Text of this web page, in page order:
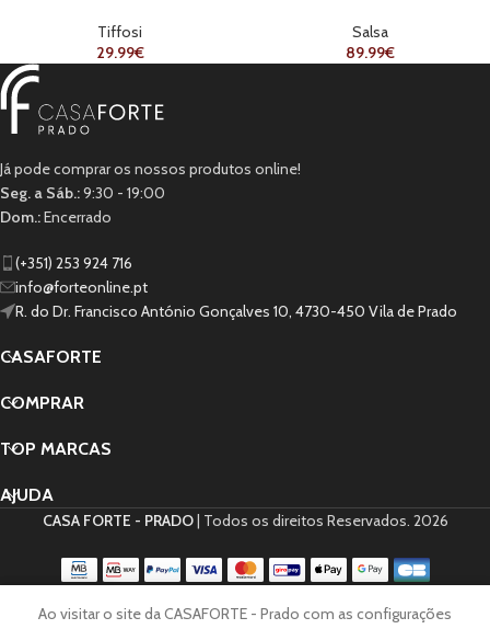
Tiffosi
29.99€
Salsa
89.99€
Já pode comprar os nossos produtos online!
Seg. a Sáb.:9:30 - 19:00
Dom.:Encerrado
(+351) 253 924 716
info@forteonline.pt
R. do Dr. Francisco António Gonçalves 10, 4730-450 Vila de Prado
CASAFORTE
COMPRAR
TOP MARCAS
AJUDA
CASA FORTE - PRADO| Todos os direitos Reservados. 2026
Ao visitar o site da CASAFORTE - Prado com as configurações